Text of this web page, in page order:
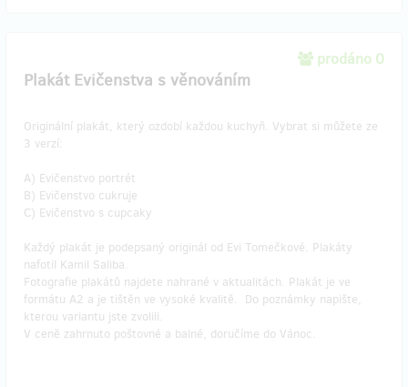
prodáno 0
Plakát Evičenstva s věnováním
Originální plakát, který ozdobí každou kuchyň. Vybrat si můžete ze
3 verzí:
A) Evičenstvo portrét
B) Evičenstvo cukruje
C) Evičenstvo s cupcaky
Každý plakát je podepsaný originál od Evi Tomečkové. Plakáty
nafotil Kamil Saliba.
Fotografie plakátů najdete nahrané v aktualitách. Plakát je ve
formátu A2 a je tištěn ve vysoké kvalitě. Do poznámky napište,
kterou variantu jste zvolili.
V ceně zahrnuto poštovné a balné, doručíme do Vánoc.